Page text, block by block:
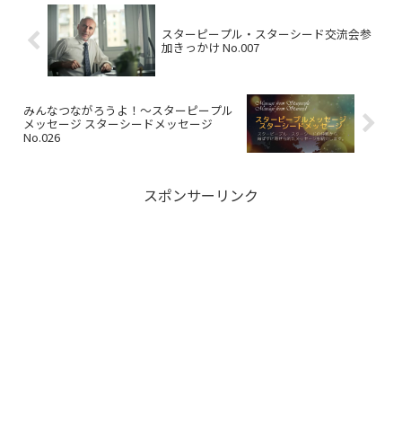
スターピープル・スターシード交流会参
加きっかけ No.007
みんなつながろうよ！～スターピープル
メッセージ スターシードメッセージ
No.026
スポンサーリンク